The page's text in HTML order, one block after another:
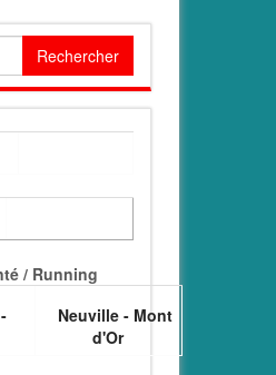
/ Running
Neuville - Mont
d'Or